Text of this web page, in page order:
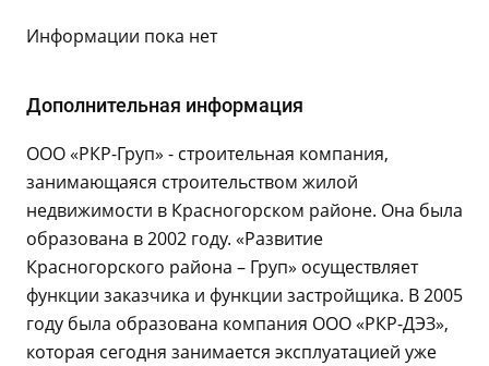
Информации пока нет
Дополнительная информация
ООО «РКР-Груп» - строительная компания,
занимающаяся строительством жилой
недвижимости в Красногорском районе. Она была
образована в 2002 году. «Развитие
Красногорского района – Груп» осуществляет
функции заказчика и функции застройщика. В 2005
году была образована компания ООО «РКР-ДЭЗ»,
которая сегодня занимается эксплуатацией уже